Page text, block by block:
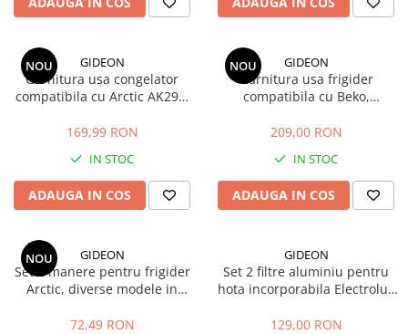
NOU GIDEON
Garnitura usa congelator
compatibila cu Arctic AK296,
magnetica, 73,5cm x 58cm
169,99 RON
IN STOC
ADAUGA IN COS
NOU GIDEON
Garnitura usa frigider
compatibila cu Beko,
RCSA406, K60406, magnetica,
209,00 RON
IN STOC
ADAUGA IN COS
NOU GIDEON
Set 2 manere pentru frigider
Arctic, diverse modele in
21.5 cm
72,49 RON
GIDEON
Set 2 filtre aluminiu pentru
hota incorporabila Electrolux
LFP216W
129,00 RON